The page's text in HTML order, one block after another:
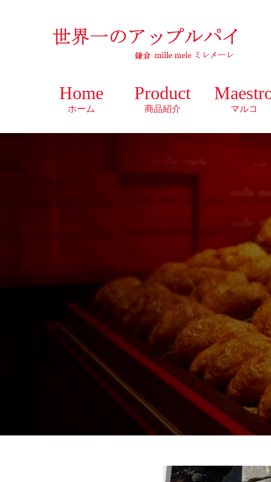
Home
ホーム
Product
商品紹介 マルコ